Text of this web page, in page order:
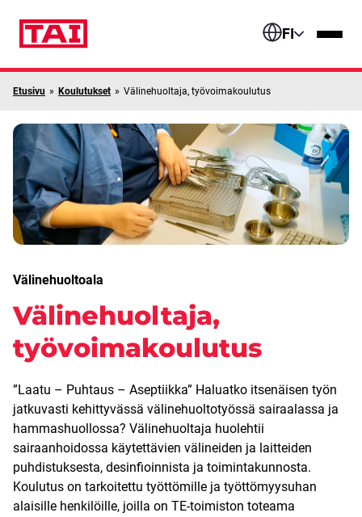
FI
Etusivu » Koulutukset » Välinehuoltaja, työvoimakoulutus
Välinehuoltoala
Välinehuoltaja,
työvoimakoulutus
”Laatu – Puhtaus – Aseptiikka” Haluatko itsenäisen työn
jatkuvasti kehittyvässä välinehuoltotyössä sairaalassa ja
hammashuollossa? Välinehuoltaja huolehtii
sairaanhoidossa käytettävien välineiden ja laitteiden
puhdistuksesta, desinfioinnista ja toimintakunnosta.
Koulutus on tarkoitettu työttömille ja työttömyysuhan
alaisille henkilöille, joilla on TE-toimiston toteama